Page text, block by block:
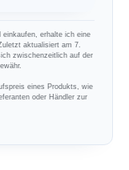
einkaufen, erhalte ich eine
aktualisiert am 7.
zwischenzeitlich auf der
eines Produkts, wie
oder Händler zur